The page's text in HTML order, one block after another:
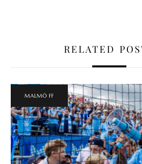
RELATED
MALMÖ FF